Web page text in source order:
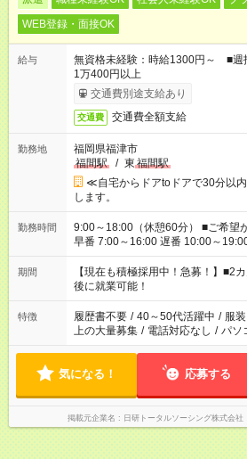
WEB登録・面接OK
給与
無資格未経験：時給1300円～ ■
1万400円以上
交通費別途支給あり
交通費 交通費全額支給
勤務地
福岡県福津市
福間駅
/ 東 福間駅
≪自宅からドアtoドアで30分以
します。
勤務時間
9:00～18:00（休憩60分） ■ご希望があれば下記シフトもOK！
早番 7:00～16:00 遅番 10:00～19:00 「家族と休みを合わせ
い」 「余裕を持って夕飯の準備が
たくない」 など、ご希望を教えてくださいね
の方へ 今ご覧のお仕事で希望する
の勤務時間。 合計で週40時間を超
期間
【現在も積極採用中！急募！】■2
後に就業可能！
特徴 履歴書不要 / 40～50代活躍中 / 服
上の大量募集 / 電話対応なし / パソ
気になる！ 応募する
掲載元企業名 日研トータルソーシング株式会